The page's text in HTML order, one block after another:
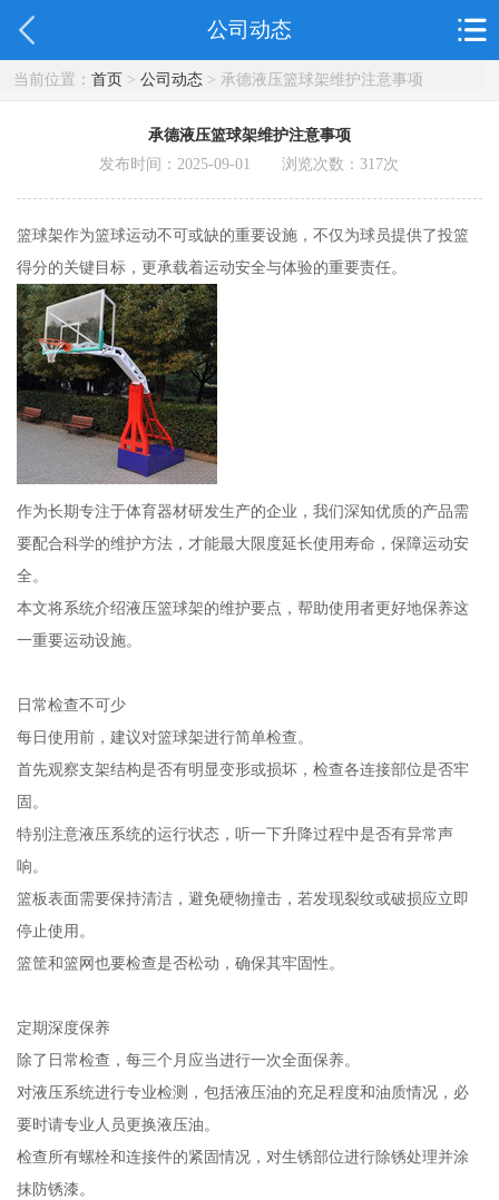
公司动态
当前位置： 首页> 公司动态> 承德液压篮球架维护注意事项
承德液压篮球架维护注意事项
发布时间：2025-09-01 浏览次数：317次
篮球架作为篮球运动不可或缺的重要设施，不仅为球员提供了投篮
得分的关键目标，更承载着运动安全与体验的重要责任。
作为长期专注于体育器材研发生产的企业，我们深知优质的产品需
要配合科学的维护方法，才能最大限度延长使用寿命，保障运动安
全。
本文将系统介绍液压篮球架的维护要点，帮助使用者更好地保养这
一重要运动设施。
日常检查不可少
每日使用前，建议对篮球架进行简单检查。
首先观察支架结构是否有明显变形或损坏，检查各连接部位是否牢
固。
特别注意液压系统的运行状态，听一下升降过程中是否有异常声
响。
篮板表面需要保持清洁，避免硬物撞击，若发现裂纹或破损应立即
停止使用。
篮筐和篮网也要检查是否松动，确保其牢固性。
定期深度保养
除了日常检查，每三个月应当进行一次全面保养。
对液压系统进行专业检测，包括液压油的充足程度和油质情况，必
要时请专业人员更换液压油。
检查所有螺栓和连接件的紧固情况，对生锈部位进行除锈处理并涂
抹防锈漆。